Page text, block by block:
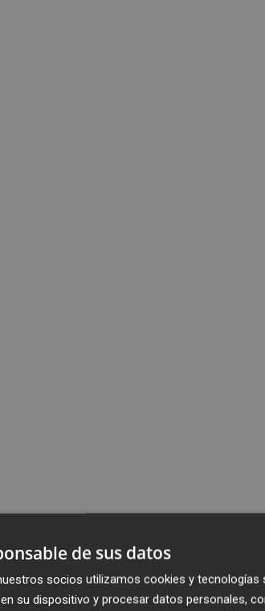
de sus datos
socios utilizamos cookies y tecnologías
su dispositivo y procesar datos personales,